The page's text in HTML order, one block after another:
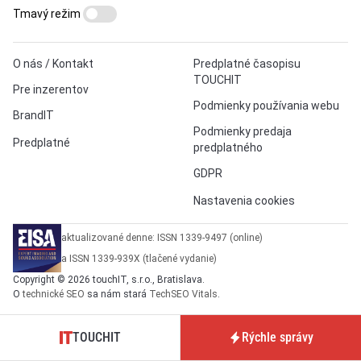
O nás / Kontakt
Pre inzerentov
BrandIT
Predplatné
Predplatné časopisu
TOUCHIT
Podmienky používania webu
Podmienky predaja
predplatného
GDPR
Nastavenia cookies
Tmavý režim
aktualizované denne: ISSN 1339-9497 (online)
a ISSN 1339-939X (tlačené vydanie)
Copyright © 2026 touchIT, s.r.o., Bratislava.
Otechnické SEO sa nám stará TechSEO Vitals.
TOUCHIT Rýchle správy